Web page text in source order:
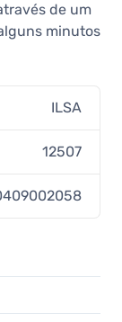
de um
minutos
ILSA
12507